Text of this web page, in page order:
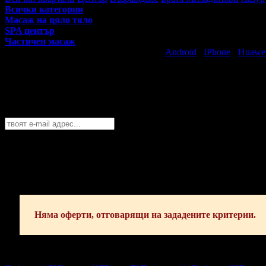
Всички категории
Масаж на цяло тяло
SPA център
Частичен масаж
Android iPhone
Няма оферти, отговарящи на зададените критерии.